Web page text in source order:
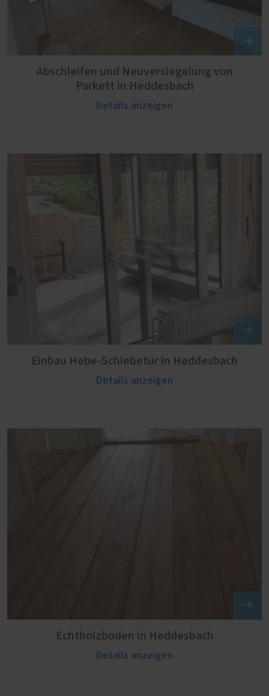
Abschleifen und Neuversiegelung von
Parkett in Heddesbach
Details anzeigen
Einbau Hebe-Schiebetür in Heddesbach
Details anzeigen
Echtholzboden in Heddesbach
Details anzeigen